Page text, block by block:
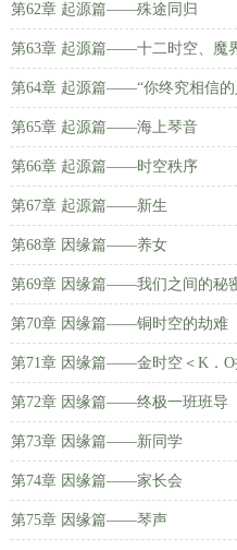
第62章 起源篇——殊途同归
第63章 起源篇——十二时空、魔
第64章 起源篇——“你终究相信的
第65章 起源篇——海上琴音
第66章 起源篇——时空秩序
第67章 起源篇——新生
第68章 因缘篇——养女
第69章 因缘篇——我们之间的秘
第70章 因缘篇——铜时空的劫难
第71章 因缘篇——金时空＜K．O
第72章 因缘篇——终极一班班导
第73章 因缘篇——新同学
第74章 因缘篇——家长会
第75章 因缘篇——琴声